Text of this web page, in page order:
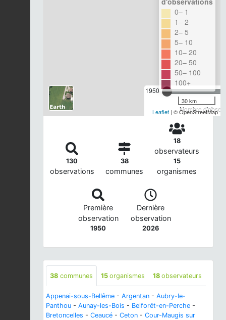
1950
Nombre
0– 1
1– 2
2– 5
5– 10
10– 20
20– 50
50– 100
100+
30 km
Leaflet | © OpenStreetMap
130
observations
38
communes
18
observateurs
15
organismes
Première
observation
1950
Dernière
observation
2026
38 communes 15 organismes 18 observateurs
Appenai-sous-Bellême - Argentan - Aubry-le-
Panthou - Aunay-les-Bois - Belforêt-en-Perche -
Bretoncelles - Ceaucé - Ceton - Cour-Maugis sur